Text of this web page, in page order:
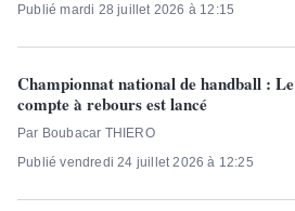
Publié mardi 28 juillet 2026 à 12:15
Championnat national de handball : Le
compte à rebours est lancé
Par Boubacar THIERO
Publié vendredi 24 juillet 2026 à 12:25